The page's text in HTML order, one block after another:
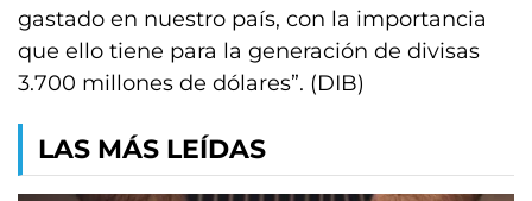
gastado en nuestro país, con la importancia
que ello tiene para la generación de divisas
3.700 millones de dólares”. (DIB)
LAS MÁS LEÍDAS